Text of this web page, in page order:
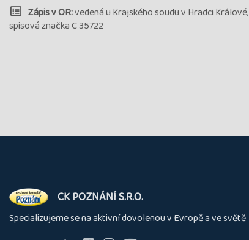
Zápis v OR:vedená u Krajského soudu v Hradci Králové,
spisová značka C 35722
O
nás
CK POZNÁNÍ S.R.O.
Specializujeme se na aktivní dovolenou v Evropě a ve světě